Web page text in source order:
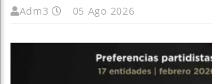
Adm3 05 Ago 2026